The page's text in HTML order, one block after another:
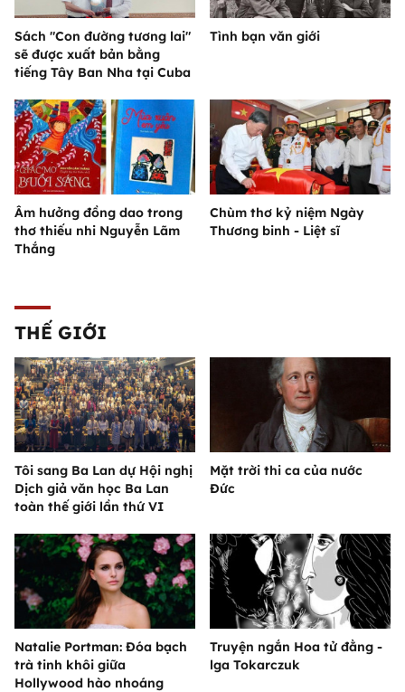
Sách "Con đường tương lai"
sẽ được xuất bản bằng
tiếng Tây Ban Nha tại Cuba
Tình bạn văn giới
Âm hưởng đồng dao trong
thơ thiếu nhi Nguyễn Lãm
Thắng
Chùm thơ kỷ niệm Ngày
Thương binh - Liệt sĩ
THẾ GIỚI
Tôi sang Ba Lan dự Hội nghị
Dịch giả văn học Ba Lan
toàn thế giới lần thứ VI
Mặt trời thi ca của nước
Đức
Natalie Portman: Đóa bạch
trà tinh khôi giữa
Hollywood hào nhoáng
Truyện ngắn Hoa tử đằng -
lga Tokarczuk